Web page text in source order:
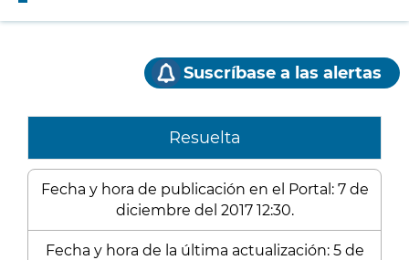
Suscríbase a las alertas
Resuelta
Fecha y hora de publicación en el Portal: 7 de
diciembre del 2017 12:30.
Fecha y hora de la última actualización: 5 de